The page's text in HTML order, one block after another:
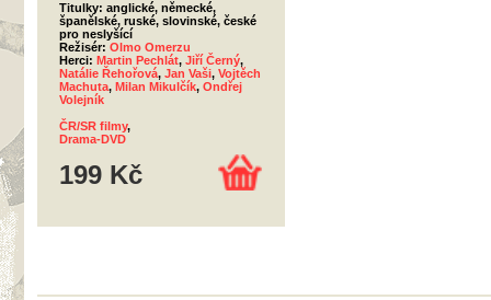
Titulky: anglické, německé,
španělské, ruské, slovinské, české
pro neslyšící
Režisér: Olmo Omerzu
Herci: Martin Pechlát, Jiří Černý,
Natálie Řehořová, Jan Vaši, Vojtěch
Machuta, Milan Mikulčík, Ondřej
Volejník
ČR/SR filmy,
Drama-DVD
199 Kč